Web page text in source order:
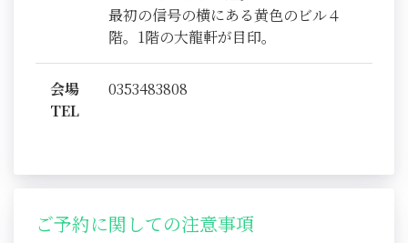
最初の信号の横にある黄色のビル４
階。1階の大龍軒が目印。
会場
TEL
0353483808
ご予約に関しての注意事項